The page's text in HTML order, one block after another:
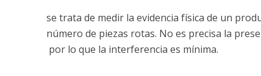
se trata de medir la evidencia física de un
número de piezas rotas. No es precisa la
por lo que la interferencia es mínima.